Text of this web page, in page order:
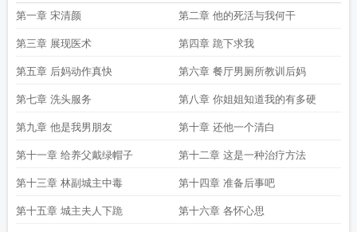
第一章 宋清颜 第二章 他的死活与我何干
第三章 展现医术 第四章 跪下求我
第五章 后妈动作真快 第六章 餐厅男厕所教训后妈
第七章 洗头服务 第八章 你姐姐知道我的有多硬
第九章 他是我男朋友 第十章 还他一个清白
第十一章 给养父戴绿帽子 第十二章 这是一种治疗方法
第十三章 林副城主中毒 第十四章 准备后事吧
第十五章 城主夫人下跪 第十六章 各怀心思